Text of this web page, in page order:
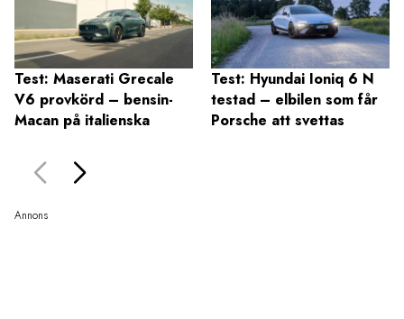
Test: Maserati Grecale
V6 provkörd – bensin-
Macan på italienska
Test: Hyundai Ioniq 6 N
testad – elbilen som får
Porsche att svettas
Annons